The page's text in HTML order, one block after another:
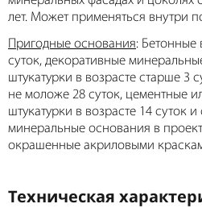
лет. Может применяться внутри
Пригодные основания: Бетонные
суток, декоративные
штукатурки в возрасте старше 3
не моложе 28 суток, цементные
штукатурки в возрасте 14 суток
минеральные основания в
окрашенные акриловыми
Техническая